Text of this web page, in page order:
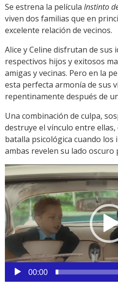
Se estrena la película Instinto
viven dos familias que en
excelente relación de vecinos.
Alice y Celine disfrutan de sus
respectivos hijos y exitosos
amigas y vecinas. Pero en la
esta perfecta armonía de sus
repentinamente después de
Una combinación de culpa,
destruye el vínculo entre
batalla psicológica cuando
ambas revelen su lado oscuro
Reproductor
de
vídeo
00:00